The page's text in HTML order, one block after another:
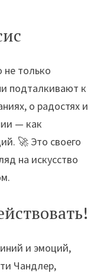
только
подталкивают к
о радостях и
— как
🚀 Это своего
на искусство
и эмоций,
Чандлер,